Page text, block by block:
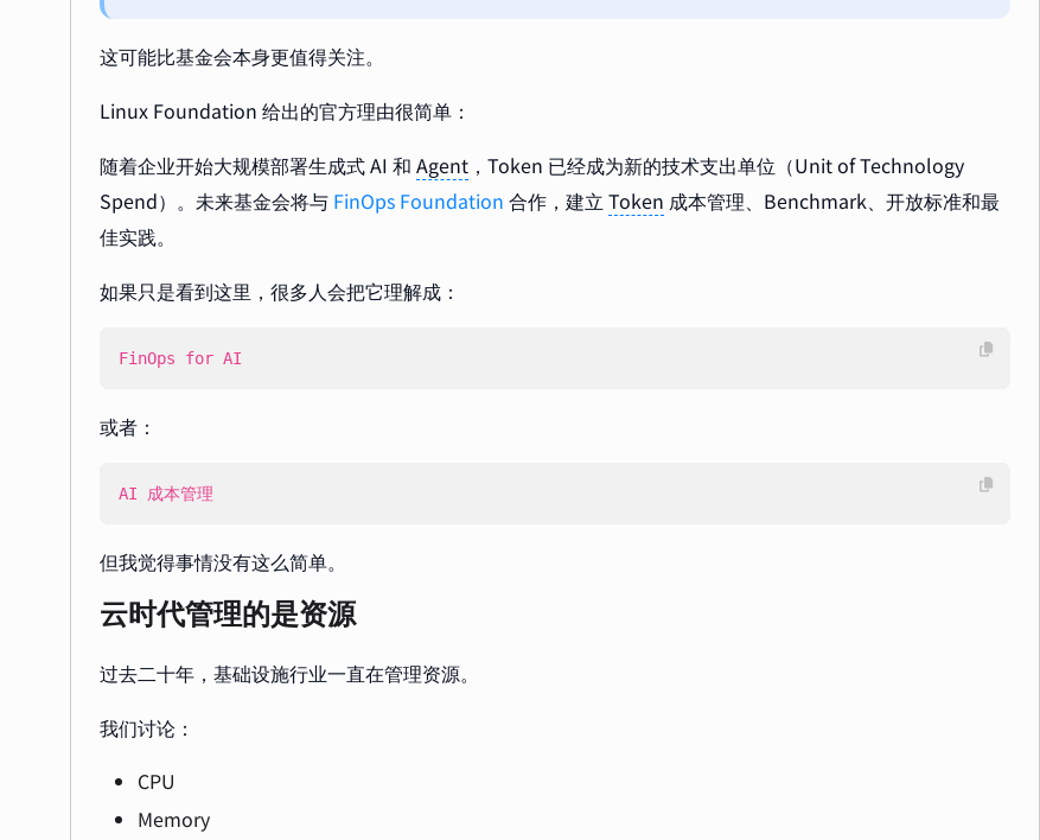
这可能比基金会本身更值得关注。
Linux Foundation 给出的官方理由很简单：
随着企业开始大规模部署生成式 AI 和 Agent ，Token 已经成为新的技术支出单位（Unit of Technology
Spend）。未来基金会将与 FinOps Foundation 合作，建立 Token 成本管理、Benchmark、开放标准和最
佳实践。
如果只是看到这里，很多人会把它理解成：
FinOps for AI
或者：
AI 成本管理
但我觉得事情没有这么简单。
云时代管理的是资源
过去二十年，基础设施行业一直在管理资源。
我们讨论：
CPU
Memory